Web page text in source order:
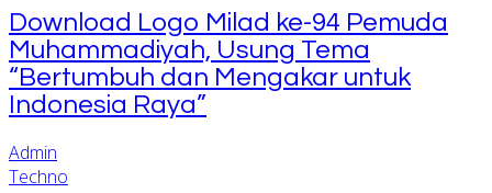
Download Logo Milad ke-94 Pemuda
Muhammadiyah, Usung Tema
“Bertumbuh dan Mengakar untuk
Indonesia Raya”
Admin
Techno